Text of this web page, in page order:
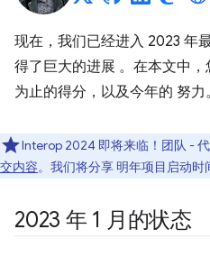
现在，我们已经进入 2023 年
得了巨大的进展 。在本文中
为止的得分，以及今年的 努力。
Interop 2024 即将来临！团队 -
交内容。我们将分享 明年项目启动时
2023 年 1 月的状态